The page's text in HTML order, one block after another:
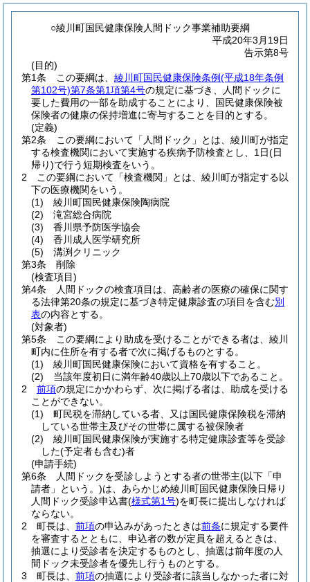
○綾川町国民健康保険人間ドック事業補助要綱
平成20年3月19日
告示第8号
(目的)
第1条
この要綱は、 綾川町国民健康保険条例(平成18年条例
第102号)第7条第1項第4号の規定に基づき、人間ドックに
要した費用の一部を助成することにより、国民健康保険被
保険者の健康の保持増進に寄与することを目的とする。
(定義)
第2条
この要綱において「人間ドック」とは、綾川町が指定
する検査機関において実施する疾病予防検査とし、1日(日
帰り)で行う短期検査をいう。
2
この要綱において「検査機関」とは、綾川町が指定する以
下の医療機関をいう。
(1)
綾川町国民健康保険陶病院
(2)
滝宮総合病院
(3)
香川県予防医学協会
(4)
香川成人医学研究所
(5)
溝渕クリニック
第3条
削除
(検査項目)
第4条
人間ドックの検査項目は、高齢者の医療の確保に関す
る法律第20条の規定に基づき特定健康診査の項目を含む別
表の内容とする。
(対象者)
第5条
この要綱により助成を受けることができる者は、綾川
町内に住所を有する者で次に掲げるものとする。
(1)
綾川町国民健康保険において資格を有すること。
(2)
当該年度初日に満年齢40歳以上70歳以下であること。
2
前項の規定にかかわらず、次に掲げる者は、助成を受ける
ことができない。
(1)
町民税を滞納している者、又は国民健康保険税を滞納
している世帯主及びその世帯に属する被保険者
(2)
綾川町国民健康保険が実施する特定健康診査等を受診
した(予定者も含む)者
(申請手続)
第6条
人間ドックを受診しようとする者の世帯主(以下「申
請者」という。)は、あらかじめ綾川町国民健康保険日帰り
人間ドック受診申込書(様式第1号)を町長に提出しなければ
ならない。
2
町長は、 前項の申込みがあったときは前条に規定する要件
を審査するとともに、申込者の数が定員を超えるときは、
抽選により受診者を決定するものとし、抽選は前年度の人
間ドック未受診者を優先し行うものとする。
3
町長は、 前項の抽選により受診者に該当しなかった者に対